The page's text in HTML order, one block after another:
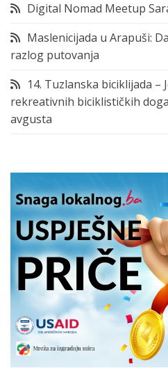
Digital Nomad Meetup
Maslenicijada u Arapuši:
razlog putovanja
14. Tuzlanska biciklijada –
rekreativnih biciklističkih
avgusta